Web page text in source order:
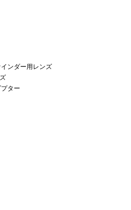
ンダー用レンズ
ター